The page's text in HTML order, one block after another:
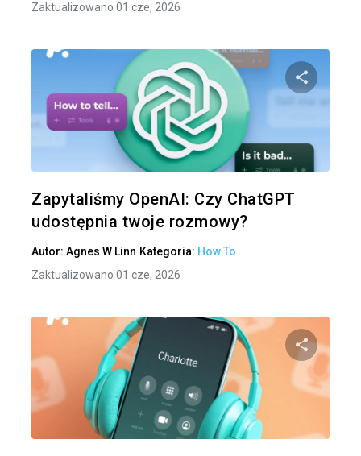
Zaktualizowano 01 cze, 2026
Zapytaliśmy OpenAI: Czy ChatGPT
udostępnia twoje rozmowy?
Autor: Agnes W Linn Kategoria: How To
Zaktualizowano 01 cze, 2026